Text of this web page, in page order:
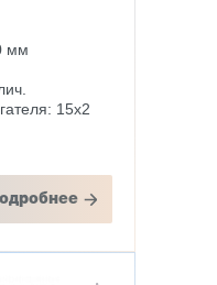
мм
15х2